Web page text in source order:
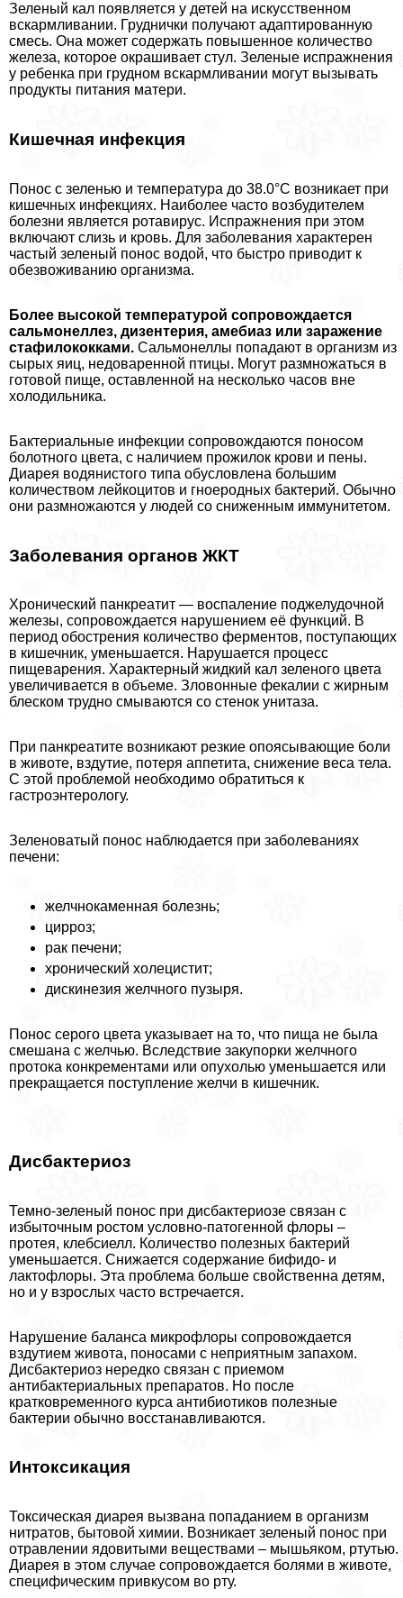
Зеленый кал появляется у детей на искусственном
вскармливании. Груднички получают адаптированную
смесь. Она может содержать повышенное количество
железа, которое окрашивает стул. Зеленые испpaжнeния
у ребенка при грудном вскармливании могут вызывать
продукты питания матери.
Кишечная инфекция
Понос с зеленью и температура до 38.0°C возникает при
кишечных инфекциях. Наиболее часто возбудителем
болезни является ротавирус. Испражнения при этом
включают слизь и кровь. Для заболевания хаpaктерен
частый зеленый понос водой, что быстро приводит к
обезвоживанию организма.
Более высокой температурой сопровождается
сальмонеллез, дизентерия, амебиаз или заражение
стафилококками. Сальмонеллы попадают в организм из
сырых яиц, недоваренной птицы. Могут размножаться в
готовой пище, оставленной на несколько часов вне
холодильника.
Бактериальные инфекции сопровождаются поносом
болотного цвета, с наличием прожилок крови и пены.
Диарея водянистого типа обусловлена большим
количеством лейкоцитов и гноеродных бактерий. Обычно
они размножаются у людей со сниженным иммунитетом.
Заболевания органов ЖКТ
Хронический панкреатит — воспаление поджелудочной
железы, сопровождается нарушением её функций. В
период обострения количество ферментов, поступающих
в кишечник, уменьшается. Нарушается процесс
пищеварения. Хаpaктерный жидкий кал зеленого цвета
увеличивается в объеме. Зловонные фекалии с жирным
блеском трудно смываются со стенок унитаза.
При панкреатите возникают резкие опоясывающие боли
в животе, вздутие, потеря аппетита, снижение веса тела.
С этой проблемой необходимо обратиться к
гастроэнтерологу.
Зеленоватый понос наблюдается при заболеваниях
печени:
желчнокаменная болезнь;
цирроз;
paк печени;
хронический холецистит;
дискинезия желчного пузыря.
Понос серого цвета указывает на то, что пища не была
смешана с желчью. Вследствие закупорки желчного
протока конкрементами или опухолью уменьшается или
прекращается поступление желчи в кишечник.
Дисбактериоз
Темно-зеленый понос при дисбактериозе связан с
избыточным ростом условно-патогенной флоры –
протея, клебсиелл. Количество полезных бактерий
уменьшается. Снижается содержание бифидо- и
лактофлоры. Эта проблема больше свойственна детям,
но и у взрослых часто встречается.
Нарушение баланса микрофлоры сопровождается
вздутием живота, поносами с неприятным запахом.
Дисбактериоз нередко связан с приемом
антибактериальных препаратов. Но после
кратковременного курса антибиотиков полезные
бактерии обычно восстанавливаются.
Интоксикация
Токсическая диарея вызвана попаданием в организм
нитратов, бытовой химии. Возникает зеленый понос при
отравлении ядовитыми веществами – мышьяком, ртутью.
Диарея в этом случае сопровождается болями в животе,
специфическим привкусом во рту.